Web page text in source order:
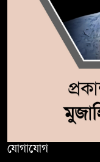
যোগাযোগ